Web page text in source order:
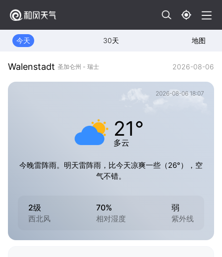
今天 30天 地图
Walenstadt 圣加仑州 - 瑞士 2026-08-06
2026-08-06 18:07
21°
多云
今晚雷阵雨。明天雷阵雨，比今天凉爽一些（26°），空
气不错。
2级
西北风
70%
相对湿度
弱
紫外线